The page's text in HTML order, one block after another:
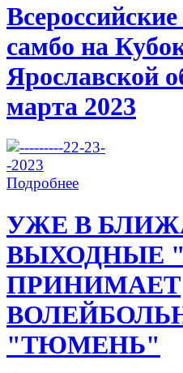
самбо на
Ярославской
марта 2023
Подробнее
УЖЕ В
ВЫХОДНЫЕ
ПРИНИМАЕТ
"ТЮМЕНЬ"